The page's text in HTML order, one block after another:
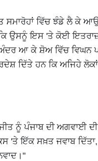
ਸਮਾਰੋਹਾਂ ਵਿੱਚ ਝੰਡੇ ਲੈ ਕੇ
ਉਸਨੂੰ ਇਸ 'ਤੇ ਕੋਈ
ਅੰਦਰ ਆ ਕੇ ਸ਼ੋਅ ਵਿੱਚ ਵਿਘਨ
ਦਿੱਤੇ ਹਨ ਕਿ ਅਜਿਹੇ
ਨੂੰ ਪੰਜਾਬ ਦੀ ਅਗਵਾਈ ਦੀ
'ਤੇ ਇੱਕ ਸਖ਼ਤ ਜਵਾਬ ਦਿੱਤਾ,